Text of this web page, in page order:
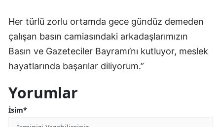
Her türlü zorlu ortamda gece gündüz demeden
çalışan basın camiasındaki arkadaşlarımızın
Basın ve Gazeteciler Bayramı’nı kutluyor, meslek
hayatlarında başarılar diliyorum.”
Yorumlar
İsim*